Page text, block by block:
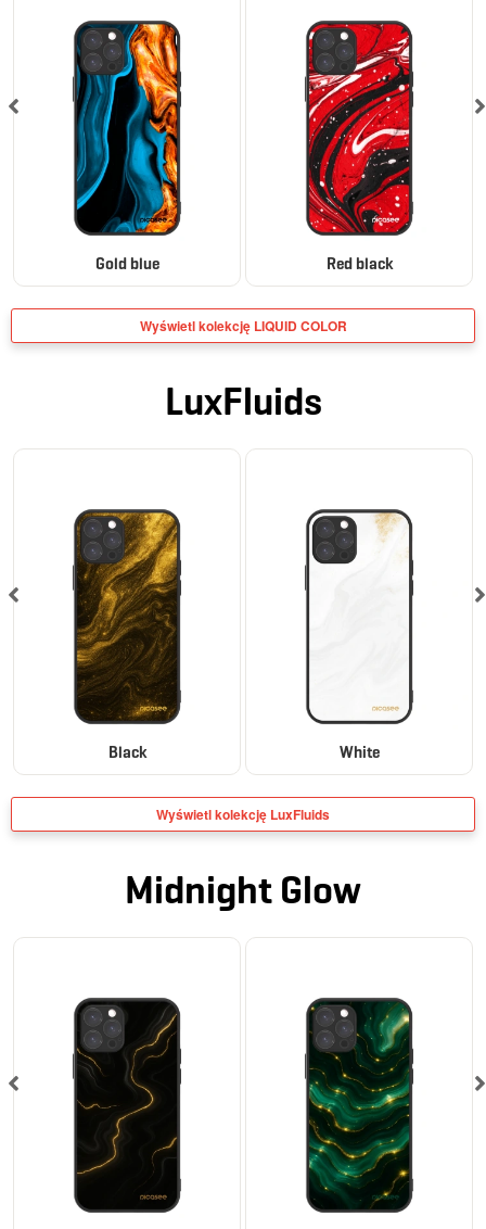
Gold blue Red black
Wyświetl kolekcję LIQUID COLOR
LuxFluids
Black White
Wyświetl kolekcję LuxFluids
Midnight Glow